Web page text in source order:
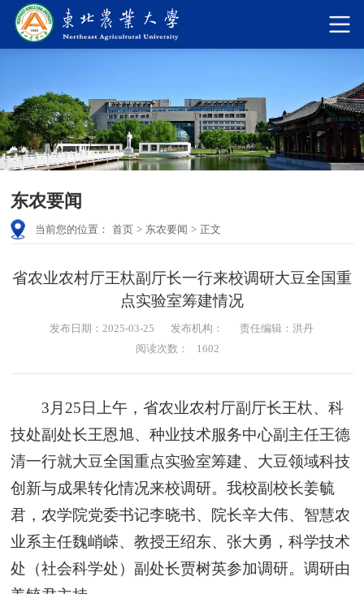
东农要闻
当前您的位置： 首页 > 东农要闻 > 正文
省农业农村厅王杕副厅长一行来校调研大豆全国重
点实验室筹建情况
发布日期：2025-03-25 发布机构：
责任编辑：洪丹
阅读次数：
1602
3月25日上午，省农业农村厅副厅长王杕、科
技处副处长王恩旭、种业技术服务中心副主任王德
清一行就大豆全国重点实验室筹建、大豆领域科技
创新与成果转化情况来校调研。我校副校长姜毓
君，农学院党委书记李晓书、院长辛大伟、智慧农
业系主任魏峭嵘、教授王绍东、张大勇，科学技术
处（社会科学处）副处长贾树英参加调研。调研由